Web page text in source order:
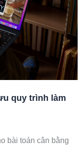
quy trình làm
bài toán cân bằng